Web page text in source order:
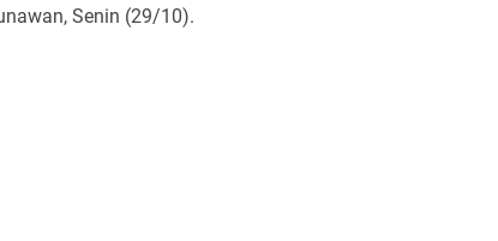
Senin (29/10).